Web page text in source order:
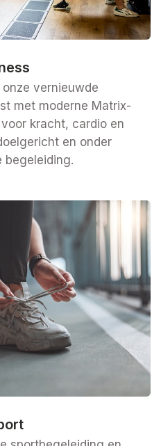
vernieuwde
met moderne Matrix-
kracht, cardio en
en onder
begeleiding.